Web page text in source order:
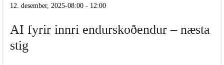
12. desember, 2025-08:00- 12:00
AI fyrir innri endurskoðendur – næsta
stig